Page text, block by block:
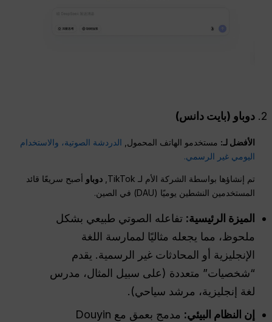
دوباو (بايت دانس)
الأفضل لـ: مستخدمو الهاتف المحمول, الدردشة الصوتية، والاستخدام
اليومي غير الرسمي.
تم إنشاؤها بواسطة الشركة الأم لـ TikTok, دوباو أصبح سريعًا قائد
المستخدمين النشطين يوميًا (DAU) في الصين.
الميزة الرئيسية: تفاعله الصوتي طبيعي بشكل
ملحوظ، مما يجعله مثاليًا لممارسة اللغة
الإنجليزية أو المحادثات غير الرسمية. يقدم
“شخصيات” متعددة (على سبيل المثال، مدرس
لغة إنجليزية، مرشد سياحي).
إن النظام البيئي:
مدمج بعمق مع Douyin